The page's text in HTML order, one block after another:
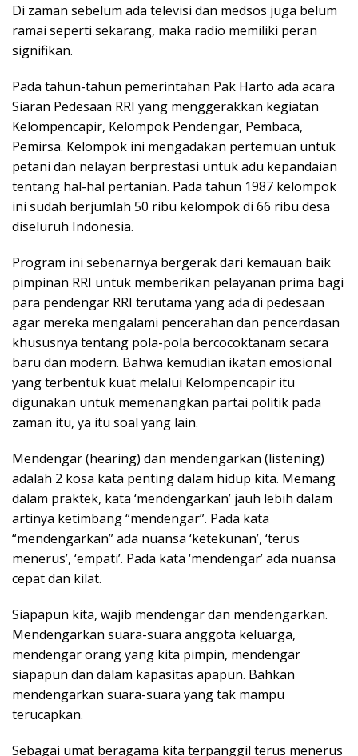
Di zaman sebelum ada televisi dan medsos juga belum
ramai seperti sekarang, maka radio memiliki peran
signifikan.
Pada tahun-tahun pemerintahan Pak Harto ada acara
Siaran Pedesaan RRI yang menggerakkan kegiatan
Kelompencapir, Kelompok Pendengar, Pembaca,
Pemirsa. Kelompok ini mengadakan pertemuan untuk
petani dan nelayan berprestasi untuk adu kepandaian
tentang hal-hal pertanian. Pada tahun 1987 kelompok
ini sudah berjumlah 50 ribu kelompok di 66 ribu desa
diseluruh Indonesia.
Program ini sebenarnya bergerak dari kemauan baik
pimpinan RRI untuk memberikan pelayanan prima bagi
para pendengar RRI terutama yang ada di pedesaan
agar mereka mengalami pencerahan dan pencerdasan
khususnya tentang pola-pola bercocoktanam secara
baru dan modern. Bahwa kemudian ikatan emosional
yang terbentuk kuat melalui Kelompencapir itu
digunakan untuk memenangkan partai politik pada
zaman itu, ya itu soal yang lain.
Mendengar (hearing) dan mendengarkan (listening)
adalah 2 kosa kata penting dalam hidup kita. Memang
dalam praktek, kata ‘mendengarkan’ jauh lebih dalam
artinya ketimbang “mendengar”. Pada kata
“mendengarkan” ada nuansa ‘ketekunan’, ‘terus
menerus’, ‘empati’. Pada kata ‘mendengar’ ada nuansa
cepat dan kilat.
Siapapun kita, wajib mendengar dan mendengarkan.
Mendengarkan suara-suara anggota keluarga,
mendengar orang yang kita pimpin, mendengar
siapapun dan dalam kapasitas apapun. Bahkan
mendengarkan suara-suara yang tak mampu
terucapkan.
Sebagai umat beragama kita terpanggil terus menerus